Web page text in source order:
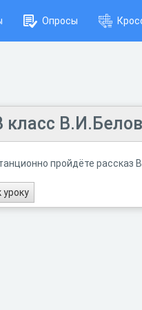
Опросы
класс
пройдёте рассказ